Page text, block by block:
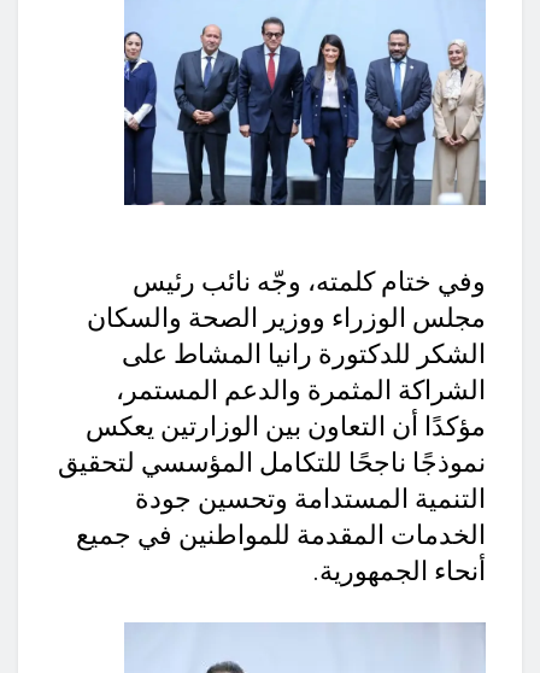
وفي ختام كلمته، وجّه نائب رئيس
مجلس الوزراء ووزير الصحة والسكان
الشكر للدكتورة رانيا المشاط على
الشراكة المثمرة والدعم المستمر،
مؤكدًا أن التعاون بين الوزارتين يعكس
نموذجًا ناجحًا للتكامل المؤسسي لتحقيق
التنمية المستدامة وتحسين جودة
الخدمات المقدمة للمواطنين في جميع
أنحاء الجمهورية.